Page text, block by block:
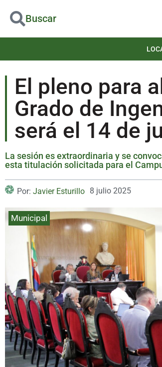
Buscar
El pleno para
Grado de
será el 14 de
La sesión es extraordinaria y se
esta titulación solicitada para el
Por: Javier Esturillo 8 julio 2025
Municipal